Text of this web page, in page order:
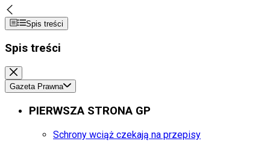
Spis treści
Spis treści
Gazeta Prawna
PIERWSZA STRONA GP
Schrony wciąż czekają na przepisy